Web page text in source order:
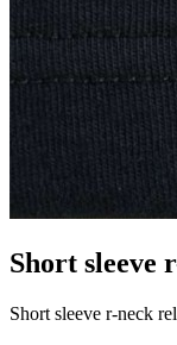
Short sleeve
Short sleeve r-neck